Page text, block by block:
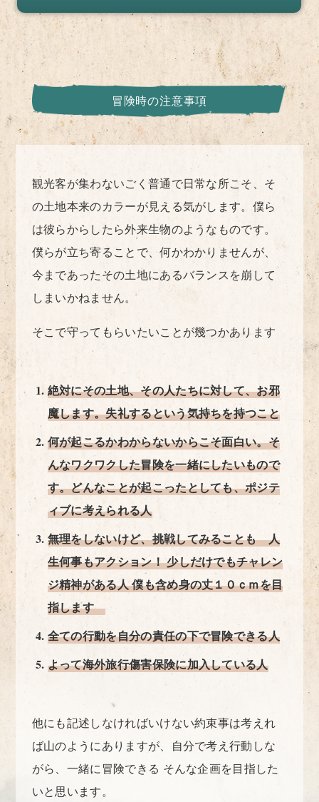
冒険時の注意事項
観光客が集わないごく普通で日常な所こそ、そ
の土地本来のカラーが見える気がします。僕ら
は彼らからしたら外来生物のようなものです。
僕らが立ち寄ることで、何かわかりませんが、
今まであったその土地にあるバランスを崩して
しまいかねません。
そこで守ってもらいたいことが幾つかあります
絶対にその土地、その人たちに対して、お邪
魔します。失礼するという気持ちを持つこと
何が起こるかわからないからこそ面白い。そ
んなワクワクした冒険を一緒にしたいもので
す。どんなことが起こったとしても、ポジテ
ィブに考えられる人
無理をしないけど、挑戦してみることも 人
生何事もアクション！ 少しだけでもチャレン
ジ精神がある人 僕も含め身の丈１０ｃｍを目
指します
全ての行動を自分の責任の下で冒険できる人
よって海外旅行傷害保険に加入している人
他にも記述しなければいけない約束事は考えれ
ば山のようにありますが、自分で考え行動しな
がら、一緒に冒険できる そんな企画を目指した
いと思います。